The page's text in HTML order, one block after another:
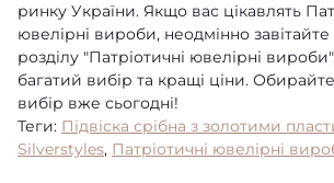
ринку України. Якщо вас цікавлять
ювелірні вироби, неодмінно
розділу "Патріотичні ювелірні
багатий вибір та кращі ціни.
вибір вже сьогодні!
Теги: Підвіска срібна з золотими
Silverstyles, Патріотичні ювелірні